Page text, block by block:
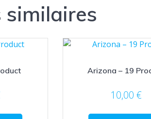
similaires
Arizona – 19
10,00 €